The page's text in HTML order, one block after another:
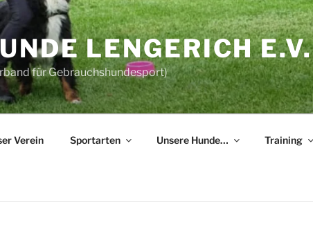
LENGERICH E.V.
für Gebrauchshundesport)
Verein Sportarten Unsere Hunde… Training